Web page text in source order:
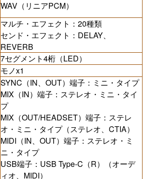
WAV（リニアPCM）
マルチ・エフェクト：20種類
センド・エフェクト：DELAY、
REVERB
7セグメント4桁（LED）
モノx1
SYNC（IN、OUT）端子：ミニ・タイプ
MIX（IN）端子：ステレオ・ミニ・タイ
プ
MIX（OUT/HEADSET）端子：ステレ
オ・ミニ・タイプ（ステレオ、CTIA）
MIDI（IN、OUT）端子：ステレオ・ミ
ニ・タイプ
USB端子：USB Type-C（R）（オーデ
ィオ、MIDI）